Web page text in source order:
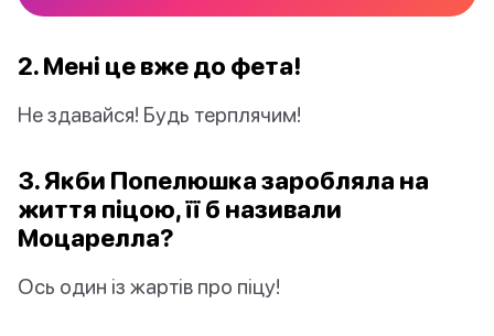
2. Мені це вже до фета!
Не здавайся! Будь терплячим!
3. Якби Попелюшка заробляла на
життя піцою, її б називали
Моцарелла?
Ось один із жартів про піцу!